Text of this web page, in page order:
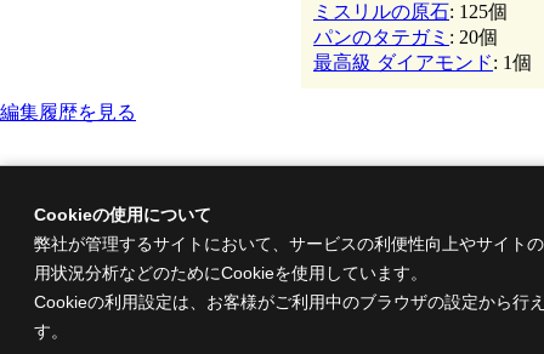
ミスリルの原石: 125個
パンのタテガミ : 20個
最高級 ダイアモンド: 1個
編集履歴を見る
Cookieの使用について
弊社が管理するサイトにおいて、サービスの利便性向上やサイト
用状況分析などのためにCookieを使用しています。
Cookieの利用設定は、お客様がご利用中のブラウザの設定から行
す。